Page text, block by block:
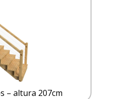
– altura 207cm